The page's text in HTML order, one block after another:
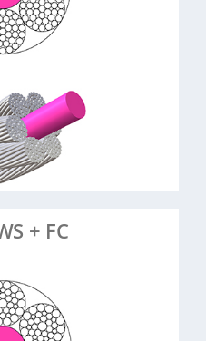
Eigenschaften:
erfahren
+ FC
Konstruktion
:
Fasereinlage